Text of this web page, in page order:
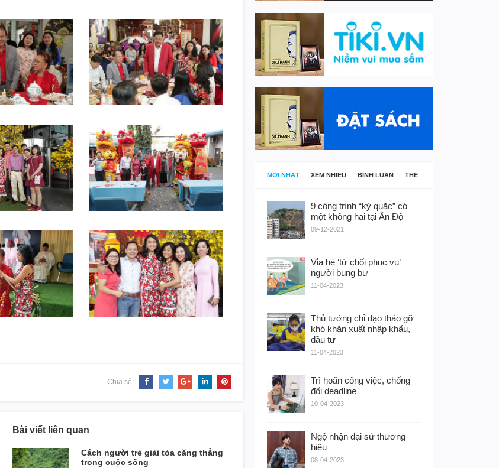
Chia sẻ:
Bài viết liên quan
Cách người trẻ giải tỏa căng thẳng
trong cuộc sống
MỚI NHẤT XEM NHIỀU BÌNH LUẬN THẺ
9 công trình “kỳ quặc” có
một không hai tại Ấn Độ
09-12-2021
Vỉa hè ‘từ chối phục vụ’
người bụng bự
11-04-2023
Thủ tướng chỉ đạo tháo gỡ
khó khăn xuất nhập khẩu,
đầu tư
11-04-2023
Trì hoãn công việc, chống
đối deadline
10-04-2023
Ngộ nhận đại sứ thương
hiệu
08-04-2023